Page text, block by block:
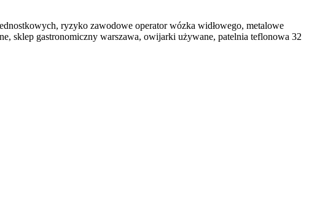
ryzyko zawodowe operator wózka widłowego, metalowe
sklep gastronomiczny warszawa, owijarki używane, patelnia teflonowa 32